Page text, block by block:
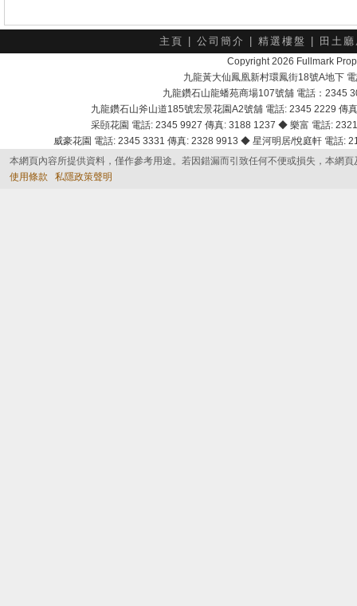
主頁 公司簡介 精選樓盤 田土
Copyright 2026 Fullmark
九龍黃大仙鳳凰新村環鳳街18號A地下
九龍鑽石山龍蟠苑商場107號舖 電話：2345
九龍鑽石山斧山道185號宏景花園A2號舖 電話: 2345 2229
采頣花園 電話: 2345 9927 傳真: 3188 1237 ◆ 樂富 電話:
威豪花園 電話: 2345 3331 傳真: 2328 9913 ◆ 星河明居/悅庭軒 電話
本網頁內容所提供資料，僅作參考用途。若因錯漏而引致任何不便或損失，本網
使用條款
私隱政策聲明